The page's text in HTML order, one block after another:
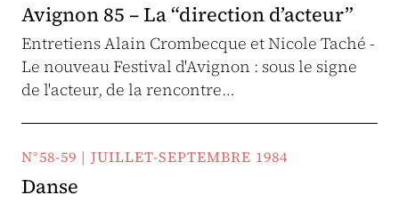
Avignon 85 – La “direction d’acteur”
Entretiens Alain Crombecque et Nicole Taché -
Le nouveau Festival d'Avignon : sous le signe
de l'acteur, de la rencontre…
N°58-59 | JUILLET-SEPTEMBRE 1984
Danse